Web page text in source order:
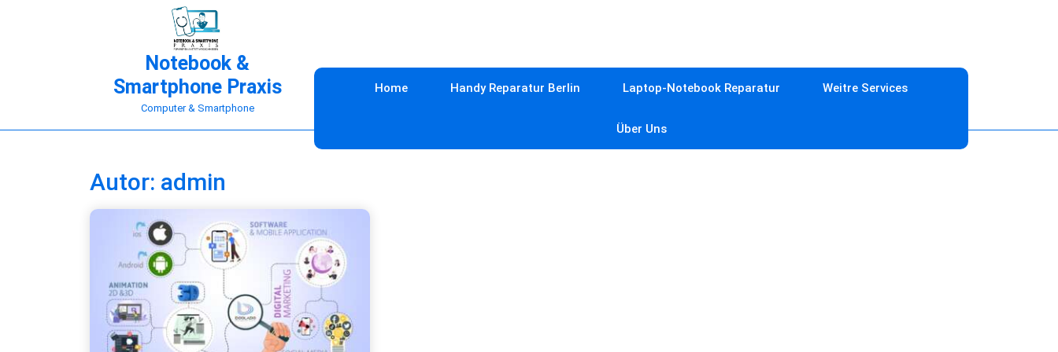
Notebook &
Smartphone Praxis
Computer & Smartphone
Home Handy Reparatur Berlin Laptop-Notebook Reparatur Weitre Services
Über Uns
Autor: admin